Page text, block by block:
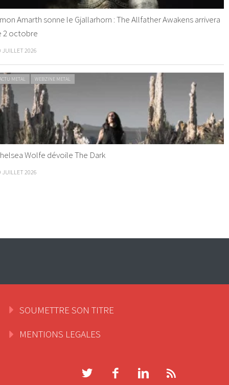
Amarth sonne le Gjallarhorn : The Allfather Awakens arrivera
2 octobre
JUILLET 2026
METAL WEBZINE METAL
Wolfe dévoile The Dark
JUILLET 2026
SOUMETTRE SON TITRE
MENTIONS LEGALES